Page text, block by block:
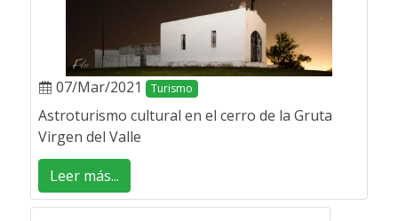
07/Mar/2021 Turismo
Astroturismo cultural en el cerro de la Gruta
Virgen del Valle
Leer más...